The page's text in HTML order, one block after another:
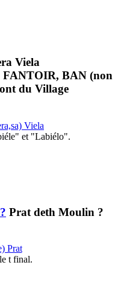
Viela
FANTOIR, BAN (non
du Village
Viela
et "Labiélo".
Prat deth Moulin ?
Prat
t final.